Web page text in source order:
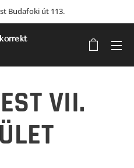
Budafoki út 113.
VII.